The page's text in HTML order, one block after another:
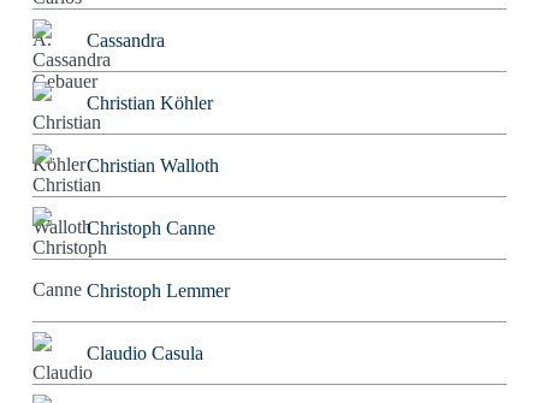
Cassandra
Christian Köhler
Christian Walloth
Christoph Canne
Christoph Lemmer
Claudio Casula